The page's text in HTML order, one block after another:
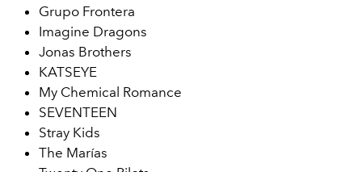
Grupo Frontera
Imagine Dragons
Jonas Brothers
KATSEYE
My Chemical Romance
SEVENTEEN
Stray Kids
The Marías